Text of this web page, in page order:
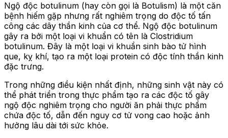
Ngộ độc botulinum (hay còn gọi là Botulism) là một căn
bệnh hiếm gặp nhưng rất nghiêm trọng do độc tố tấn
công các dây thần kinh của cơ thể. Ngộ độc botulinum
gây ra bởi một loại vi khuẩn có tên là Clostridium
botulinum. Đây là một loại vi khuẩn sinh bào tử hình
que, kỵ khí, tạo ra một loại protein có độc tính thần kinh
đặc trưng.
Trong những điều kiện nhất định, những sinh vật này có
thể phát triển trong thực phẩm tạo ra các độc tố gây
ngộ độc nghiêm trọng cho người ăn phải thực phẩm
chứa độc tố, dẫn đến nguy cơ tử vong cao hoặc ảnh
hưởng lâu dài tới sức khỏe.